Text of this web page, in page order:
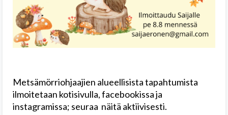
Metsämörriohjaajien alueellisista tapahtumista
ilmoitetaan kotisivulla, facebookissa ja
instagramissa; seuraa näitä aktiivisesti.